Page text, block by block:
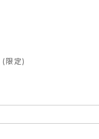
(限定)